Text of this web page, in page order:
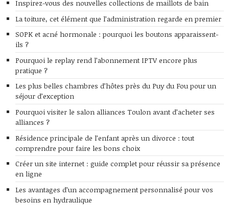
Inspirez-vous des nouvelles collections de maillots de bain
La toiture, cet élément que l’administration regarde en premier
SOPK et acné hormonale : pourquoi les boutons apparaissent-
ils ?
Pourquoi le replay rend l’abonnement IPTV encore plus
pratique ?
Les plus belles chambres d’hôtes près du Puy du Fou pour un
séjour d’exception
Pourquoi visiter le salon alliances Toulon avant d’acheter ses
alliances ?
Résidence principale de l’enfant après un divorce : tout
comprendre pour faire les bons choix
Créer un site internet : guide complet pour réussir sa présence
en ligne
Les avantages d’un accompagnement personnalisé pour vos
besoins en hydraulique